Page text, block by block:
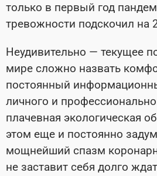
только в первый год
тревожности подскочил на
Неудивительно — текущее
мире сложно назвать
постоянный
личного и
плачевная экологическая
этом еще и постоянно
мощнейший спазм
не заставит себя долго